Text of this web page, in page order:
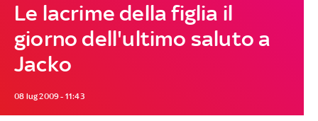
Le lacrime della figlia il
giorno dell'ultimo saluto a
Jacko
08 lug 2009 - 11:43